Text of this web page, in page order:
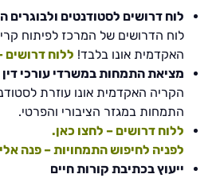
לוח דרושים לסטודנטים ולבוגרים
לוח הדרושים של המרכז לפיתוח
האקדמית אונו בלבד! ללוח דרושים
מציאת התמחות במשרדי עורכי דין
הקריה האקדמית אונו עוזרת
התמחות במגזר הציבורי והפרטי.
ללוח דרושים – לחצו כאן.
לפניה לחיפוש התמחויות – פנה
ייעוץ בכתיבת קורות חיים